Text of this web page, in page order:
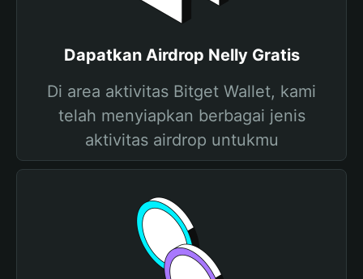
Dapatkan Airdrop Nelly Gratis
Di area aktivitas Bitget Wallet, kami
telah menyiapkan berbagai jenis
aktivitas airdrop untukmu